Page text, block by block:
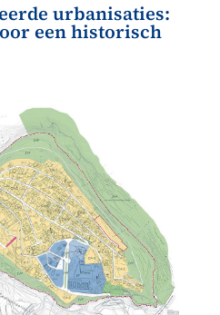
urbanisaties:
een historisch